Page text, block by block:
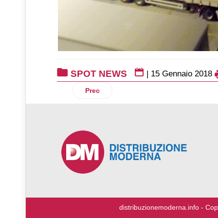
SPOT NEWS | 15 Gennaio 2018
Articolo precedente: Green Logistics
Prec
distribuzionemoderna.info -